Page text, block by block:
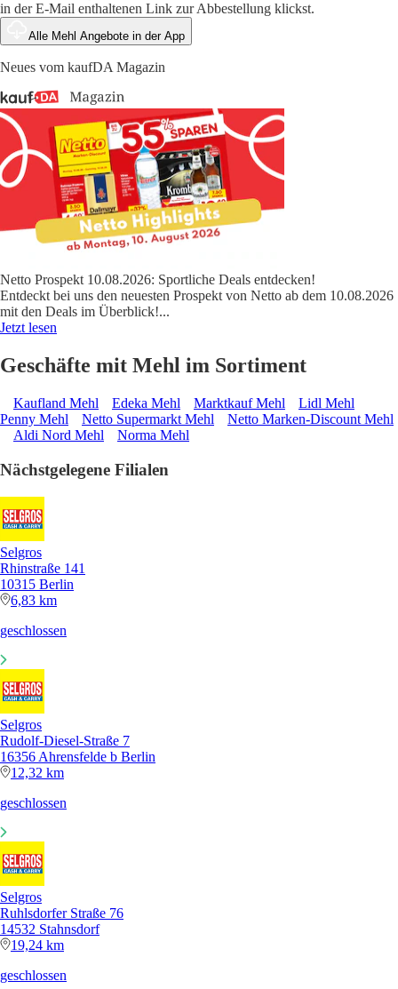
in der E-Mail enthaltenen Link zur Abbestellung klickst.
Alle Mehl Angebote in der App
Neues vom kaufDA Magazin
Netto Prospekt 10.08.2026: Sportliche Deals entdecken!
Entdeckt bei uns den neuesten Prospekt von Netto ab dem 10.08.2026
mit den Deals im Überblick!...
Jetzt lesen
Geschäfte mit Mehl im Sortiment
Kaufland Mehl Edeka Mehl Marktkauf Mehl
Lidl Mehl
Penny Mehl
Netto Supermarkt Mehl
Netto Marken-Discount Mehl
Aldi Nord Mehl
Norma Mehl
Nächstgelegene Filialen
Selgros
Rhinstraße 141
10315 Berlin
6,83 km
geschlossen
Selgros
Rudolf-Diesel-Straße 7
16356 Ahrensfelde b Berlin
12,32 km
geschlossen
Selgros
Ruhlsdorfer Straße 76
14532 Stahnsdorf
19,24 km
geschlossen